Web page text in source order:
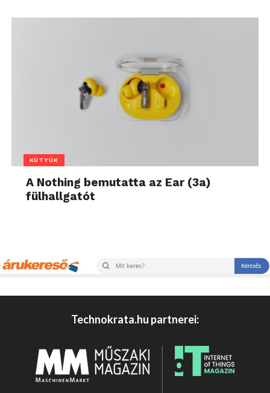
KÜTYÜK
A Nothing bemutatta az Ear (3a)
fülhallgatót
Technokrata.hu partnerei: